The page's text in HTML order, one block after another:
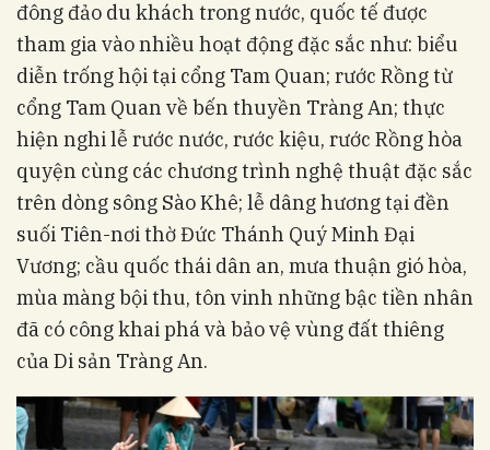
đông đảo du khách trong nước, quốc tế được
tham gia vào nhiều hoạt động đặc sắc như: biểu
diễn trống hội tại cổng Tam Quan; rước Rồng từ
cổng Tam Quan về bến thuyền Tràng An; thực
hiện nghi lễ rước nước, rước kiệu, rước Rồng hòa
quyện cùng các chương trình nghệ thuật đặc sắc
trên dòng sông Sào Khê; lễ dâng hương tại đền
suối Tiên-nơi thờ Đức Thánh Quý Minh Đại
Vương; cầu quốc thái dân an, mưa thuận gió hòa,
mùa màng bội thu, tôn vinh những bậc tiền nhân
đã có công khai phá và bảo vệ vùng đất thiêng
của Di sản Tràng An.